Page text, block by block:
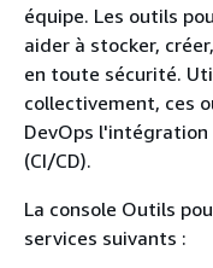
équipe. Les outils
aider à stocker,
en toute sécurité.
collectivement, ces
DevOps
(CI/CD).
La console Outils
services suivants :